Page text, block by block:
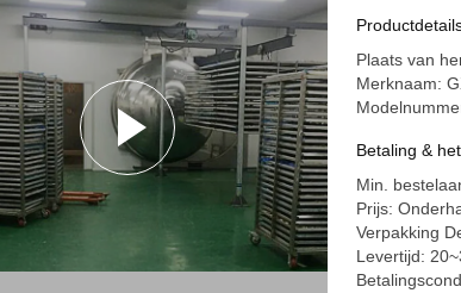
Plaats van
Merknaam:
Betaling &
Min.
Prijs:
Verpakking
Levertijd: